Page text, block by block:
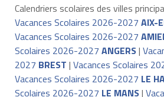
Calendriers scolaires des villes
Vacances Scolaires 2026-2027 AIX-
Vacances Scolaires 2026-2027
Scolaires 2026-2027 ANGERS|
2027 BREST | Vacances Scolaires
Vacances Scolaires 2026-2027 LE
Scolaires 2026-2027 LE MANS|